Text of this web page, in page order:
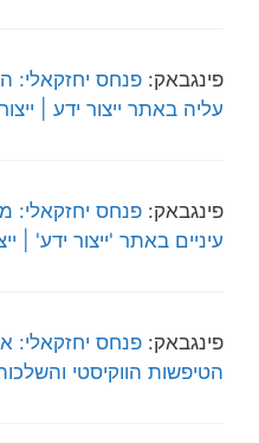
פינגבאק: פנחס יחזקאלי:
עליה באתר ייצור ידע |
פינגבאק: פנחס יחזקאלי:
עיניים באתר 'ייצור ידע' |
פינגבאק: פנחס יחזקאלי:
הטיפשות הווקיסטי